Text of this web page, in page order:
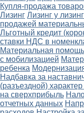
Купля-продажа
Лизинг Лизинг у
продажей
Льготный кредит
ставки НДС в
Материальная
с мобилизацией
ребенка
Надбавка за
(разъездной)
на сверхприбыль
отчетных данных